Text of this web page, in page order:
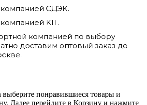
СДЭК.
KIT.
компанией по выбору
доставим оптовый заказ до
выберите понравившиеся товары и
Далее перейдите в Корзину и нажмите